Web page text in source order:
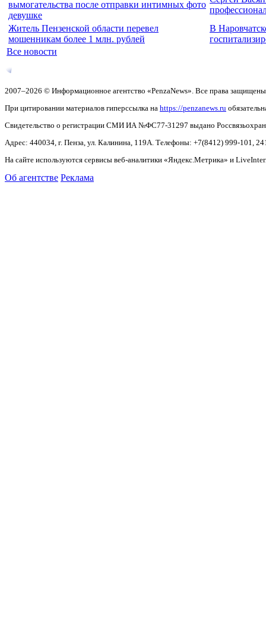
вымогательства после отправки интимных фото
девушке
Житель Пензенской области перевел
мошенникам более 1 млн. рублей
В
Все новости
2007–2026 © Информационное агентство «PenzaNews». Все права
При цитировании материалов гиперссылка на https://penzanews.ru
Свидетельство о регистрации СМИ ИА №ФС77-31297 выдано
Адрес: 440034, г. Пенза, ул. Калинина, 119А. Телефоны: +7(8412) 999-101,
На сайте используются сервисы веб-аналитики «Яндекс.Метрика» и
Об агентстве Реклама